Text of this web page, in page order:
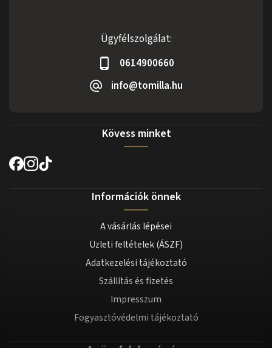
Ügyfélszolgálat:
0614900660
info@tomilla.hu
Kövess minket
Információk önnek
A vásárlás lépései
Üzleti feltételek (ÁSZF)
Adatkezelési tájékoztató
Szállítás és fizetés
Impresszum
Fogyasztóvédelmi tájékoztató